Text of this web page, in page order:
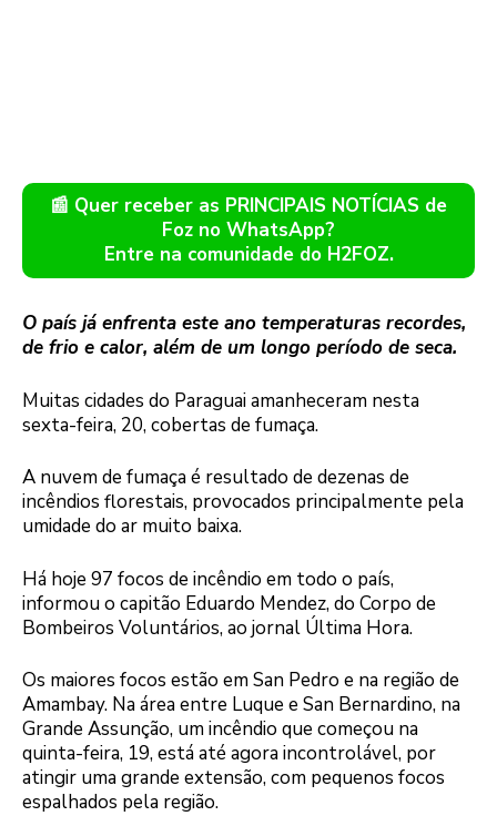
📰 Quer receber as PRINCIPAIS NOTÍCIAS de
Foz no WhatsApp?
Entre na comunidade do H2FOZ.
O país já enfrenta este ano temperaturas recordes,
de frio e calor, além de um longo período de seca.
Muitas cidades do Paraguai amanheceram nesta
sexta-feira, 20, cobertas de fumaça.
A nuvem de fumaça é resultado de dezenas de
incêndios florestais, provocados principalmente pela
umidade do ar muito baixa.
Há hoje 97 focos de incêndio em todo o país,
informou o capitão Eduardo Mendez, do Corpo de
Bombeiros Voluntários, ao jornal Última Hora.
Os maiores focos estão em San Pedro e na região de
Amambay. Na área entre Luque e San Bernardino, na
Grande Assunção, um incêndio que começou na
quinta-feira, 19, está até agora incontrolável, por
atingir uma grande extensão, com pequenos focos
espalhados pela região.